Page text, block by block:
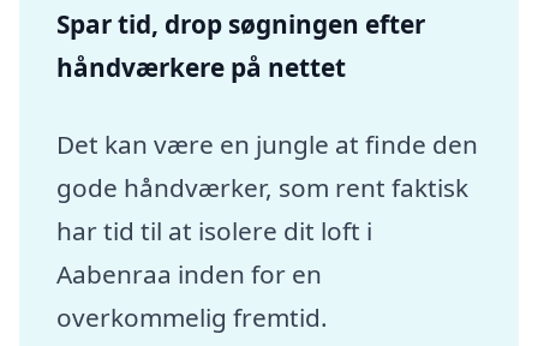
Spar tid, drop søgningen efter
håndværkere på nettet
Det kan være en jungle at finde den
gode håndværker, som rent faktisk
har tid til at isolere dit loft i
Aabenraa inden for en
overkommelig fremtid.